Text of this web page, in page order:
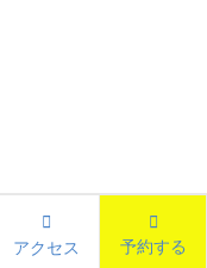
アクセス
予約する